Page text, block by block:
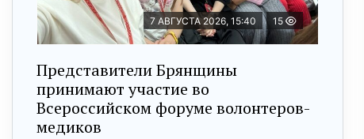
7 АВГУСТА 2026, 15:40 15
Представители Брянщины
принимают участие во
Всероссийском форуме волонтеров-
медиков